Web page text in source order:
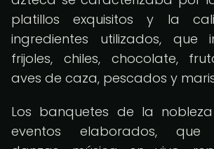
platillos exquisitos y la
ingredientes utilizados, que
frijoles, chiles, chocolate,
aves de caza, pescados y
Los banquetes de la
eventos elaborados, que